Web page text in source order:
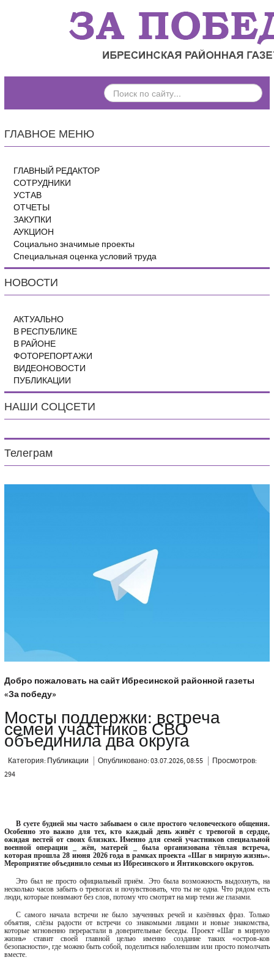
ПОИСК
ПО
ГЛАВНОЕ МЕНЮ
ГЛАВНЫЙ РЕДАКТОР
СОТРУДНИКИ
УСТАВ
ОТЧЕТЫ
ЗАКУПКИ
АУКЦИОН
Социально значимые проекты
Специальная оценка условий труда
НОВОСТИ
АКТУАЛЬНО
В РЕСПУБЛИКЕ
В РАЙОНЕ
ФОТОРЕПОРТАЖИ
ВИДЕОНОВОСТИ
ПУБЛИКАЦИИ
НАШИ СОЦСЕТИ
Телеграм
Добро пожаловать на сайт Ибресинской районной газеты
«За победу»
Мосты поддержки: встреча
семей участников СВО
объединила два округа
Категория: Публикации Опубликовано: 03.07.2026, 08:55
Просмотров:
294
В суете будней мы часто забываем о силе простого человеческого общения.
Особенно это важно для тех, кто каждый день живёт с тревогой в сердце,
ожидая вестей от своих близких. Именно для семей участников специальной
военной операции
жён, матерей
была организована тёплая встреча,
которая прошла 28 июня 2026 года в рамках проекта «Шаг в мирную жизнь».
Мероприятие объединило семьи из Ибресинского и Янтиковского округов.
Это был не просто официальный приём. Это была возможность выдохнуть, на
несколько часов забыть о тревогах и почувствовать, что ты не одна. Что рядом есть
люди, которые понимают без слов, потому что смотрят на мир теми же глазами.
С самого начала встречи не было заученных речей и казённых фраз. Только
объятия, слёзы радости от встречи со знакомыми лицами и новые знакомства,
которые мгновенно перерастали в доверительные беседы. Проект «Шаг в мирную
жизнь» ставит своей главной целью именно создание таких «остров-ков
безопасности», где можно быть собой, поделиться наболевшим или просто помолчать
вместе.